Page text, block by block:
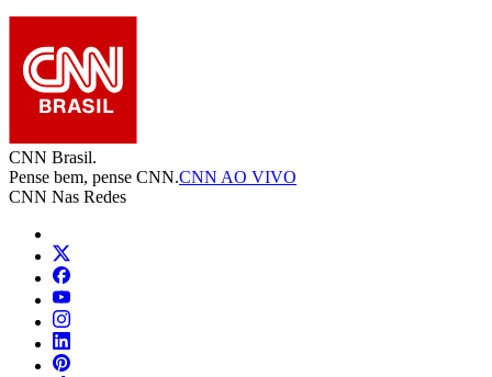
CNN Brasil.
Pense bem, pense CNN.CNN AO VIVO
CNN Nas Redes